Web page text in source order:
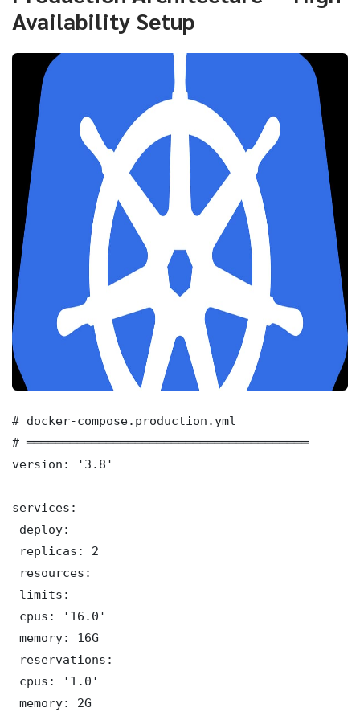
Availability Setup
# docker-compose.production.yml
# ═══════════════════════════════════════
version: '3.8'
services:
deploy:
replicas: 2
resources:
limits:
cpus: '16.0'
memory: 16G
reservations:
cpus: '1.0'
memory: 2G